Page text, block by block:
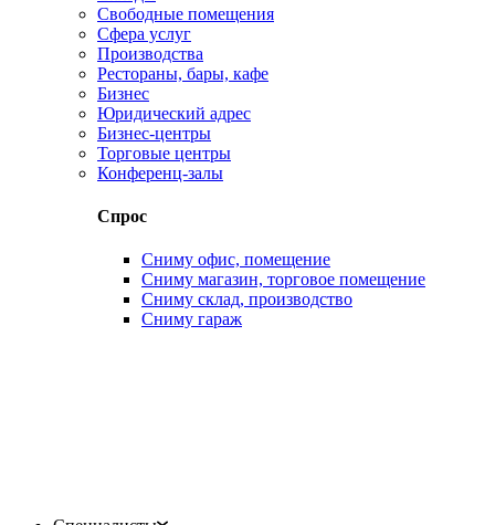
Свободные помещения
Сфера услуг
Производства
Рестораны, бары, кафе
Бизнес
Юридический адрес
Бизнес-центры
Торговые центры
Конференц-залы
Спрос
Сниму офис, помещение
Сниму магазин, торговое помещение
Сниму склад, производство
Сниму гараж